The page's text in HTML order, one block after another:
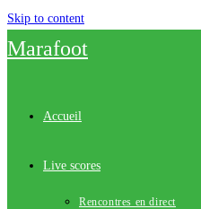
Skip to content
Marafoot
Accueil
Live scores
Rencontres en direct